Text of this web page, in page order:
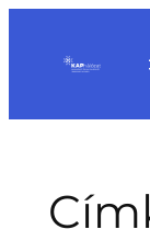
tartalomhoz